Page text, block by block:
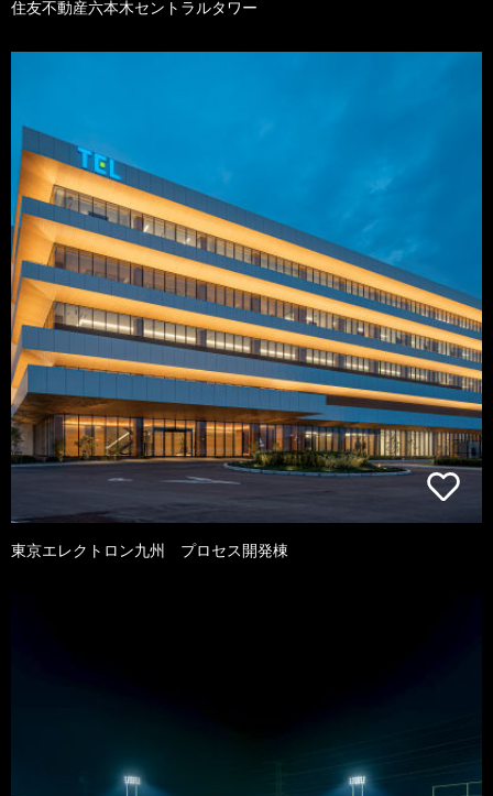
住友不動産六本木セントラルタワー
東京エレクトロン九州 プロセス開発棟